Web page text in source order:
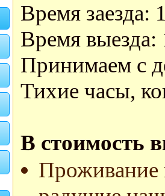
Время заезда:
Время выезда:
Принимаем с
Тихие часы,
В стоимость
Проживание